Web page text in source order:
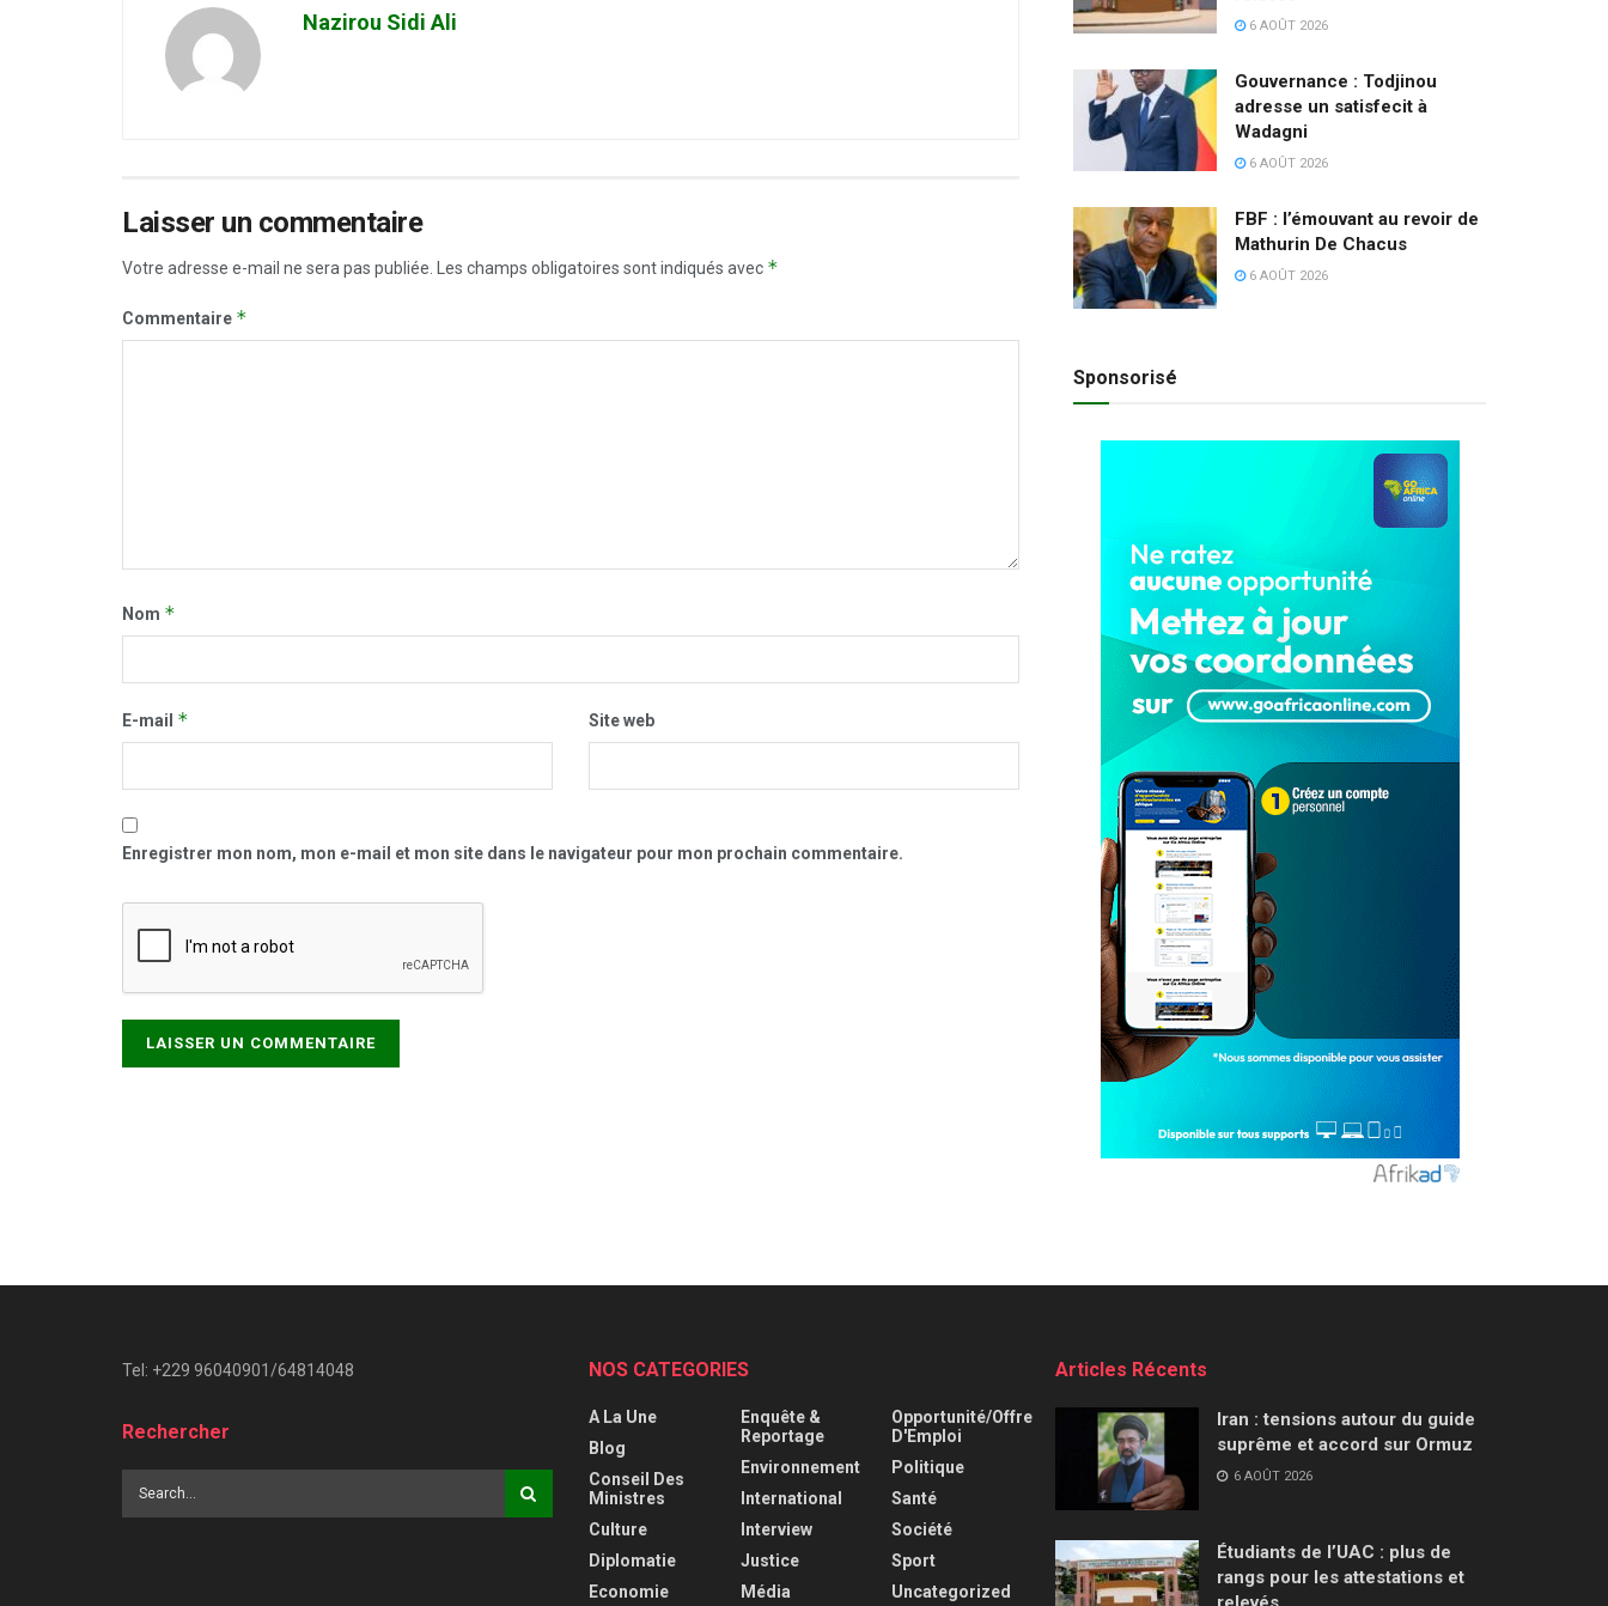
Nazirou Sidi Ali
Laisser un commentaire
Votre adresse e-mail ne sera pas publiée. Les champs obligatoires sont indiqués avec *
Commentaire *
Nom *
E-mail * Site web
Enregistrer mon nom, mon e-mail et mon site dans le navigateur pour mon prochain commentaire.
6 AOÛT 2026
Gouvernance : Todjinou
adresse un satisfecit à
Wadagni
6 AOÛT 2026
FBF : l’émouvant au revoir de
Mathurin De Chacus
6 AOÛT 2026
Sponsorisé
Tel: +229 96040901/64814048
Rechercher
NOS CATEGORIES
A La Une
Blog
Conseil Des
Ministres
Culture
Diplomatie
Economie
Enquête &
Reportage
Environnement
International
Interview
Justice
Média
Opportunité/Offre
D'Emploi
Politique
Santé
Société
Sport
Uncategorized
Articles Récents
Iran : tensions autour du guide
suprême et accord sur Ormuz
6 AOÛT 2026
Étudiants de l’UAC : plus de
rangs pour les attestations et